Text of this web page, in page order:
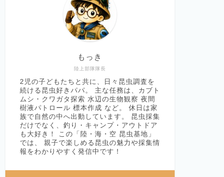
陸上部隊隊長
もっき
2児の子どもたちと共に、日々昆虫調査を
続ける昆虫好きパパ。 主な任務は、カブト
ムシ・クワガタ探索 水辺の生物観察 夜間
樹液パトロール 標本作成 など。 休日は家
族で自然の中へ出動しています。 昆虫採集
だけでなく、釣り・キャンプ・アウトドア
も大好き！ この「陸・海・空 昆虫基地」
では、 親子で楽しめる昆虫の魅力や採集情
報をわかりやすく発信中です！